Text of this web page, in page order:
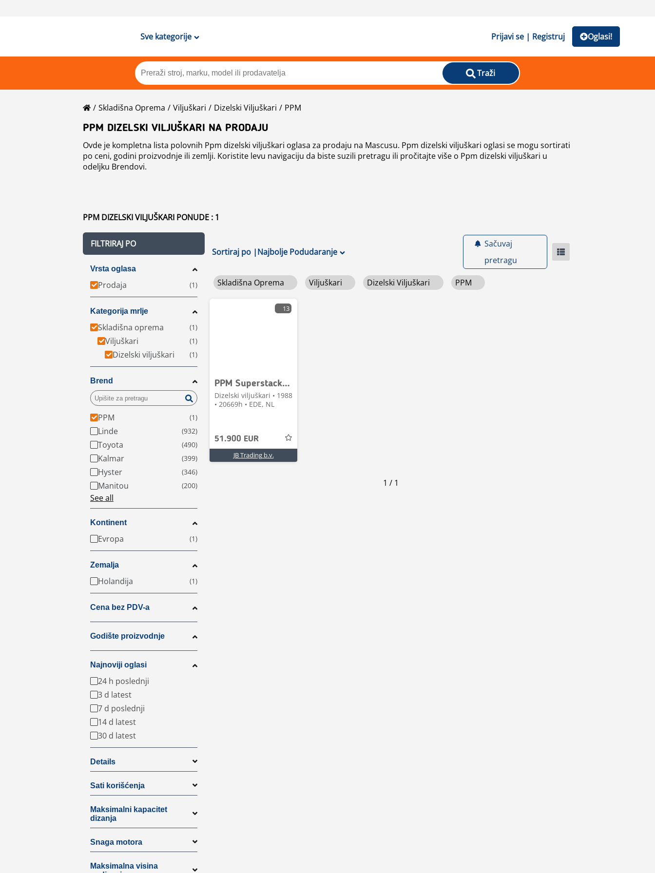
Sve kategorije Prijavi se | Registruj Oglasi!
Traži
Skladišna Oprema Viljuškari Dizelski Viljuškari
PPM
PPM DIZELSKI VILJUŠKARI NA PRODAJU
Ovde je kompletna lista polovnih Ppm dizelski viljuškari oglasa za prodaju na Mascusu. Ppm dizelski viljuškari oglasi se mogu sortirati
po ceni, godini proizvodnje ili zemlji. Koristite levu navigaciju da biste suzili pretragu ili pročitajte više o Ppm dizelski viljuškari u
odeljku Brendovi.
PPM DIZELSKI VILJUŠKARI PONUDE : 1
FILTRIRAJ PO
Vrsta oglasa
Prodaja
Kategorija mrlje
Skladišna oprema
Viljuškari
Dizelski viljuškari
Brend
PPM
Linde
Toyota
Kalmar
Hyster
Manitou
See all
Kontinent
Evropa
Zemalja
Holandija
Cena bez PDV-a
Godište proizvodnje
Najnoviji oglasi
24 h poslednji
3 d latest
7 d poslednji
14 d latest
30 d latest
Details
Sati korišćenja
Maksimalni kapacitet
dizanja
Snaga motora
Maksimalna visina
Sortiraj po |Najbolje Podudaranje
Sačuvaj
pretragu
Skladišna Oprema Viljuškari Dizelski Viljuškari PPM
13
PPM Superstacker PPM Superstacker 40.000 KG
Dizelski viljuškari • 1988
• 20669h • EDE, NL
51.900 EUR
JB Trading b.v.
1 / 1